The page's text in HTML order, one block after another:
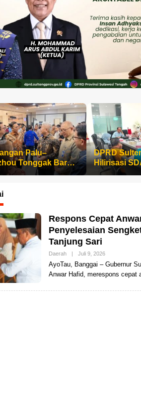
Palu–
Tonggak Baru
Sulteng
DPRD
Hilirisasi
Tingkatkan
Respons Cepat
Penyelesaian
Tanjung Sari
Daerah Juli 9, 2026O
E
H
AyoTau, Banggai – Gubernur
Anwar Hafid, merespons cepat